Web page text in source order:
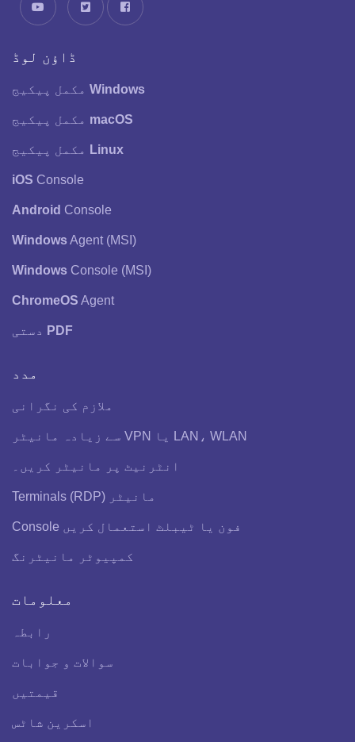
ڈاؤن لوڈ
Windows مکمل پیکیج
macOS مکمل پیکیج
Linux مکمل پیکیج
iOS Console
Android Console
WindowsAgent (MSI)
Windows Console (MSI)
ChromeOS Agent
PDF دستی
مدد
ملازم کی نگرانی
LAN، WLAN یا VPN سے زیادہ مانیٹر
انٹرنیٹ پر مانیٹر کریں۔
مانیٹر Terminals (RDP)
فون یا ٹیبلٹ استعمال کریں Console
کمپیوٹر مانیٹرنگ
معلومات
رابطہ
سوالات و جوابات
قیمتیں
اسکرین شاٹس